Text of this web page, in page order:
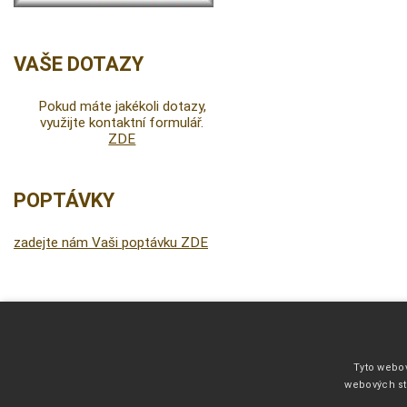
VAŠE DOTAZY
Pokud máte jakékoli dotazy,
využijte kontaktní formulář.
ZDE
POPTÁVKY
zadejte nám Vaši poptávku ZDE
Tyto
webových